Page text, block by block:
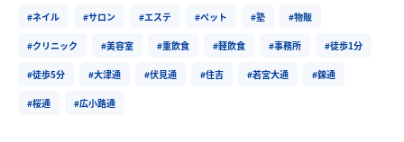
#ネイル #サロン #エステ #ペット #塾 #物販
#クリニック #美容室 #重飲食 #軽飲食 #事務所 #徒歩1分
#徒歩5分 #大津通 #伏見通 #住吉 #若宮大通 #錦通
#桜通 #広小路通